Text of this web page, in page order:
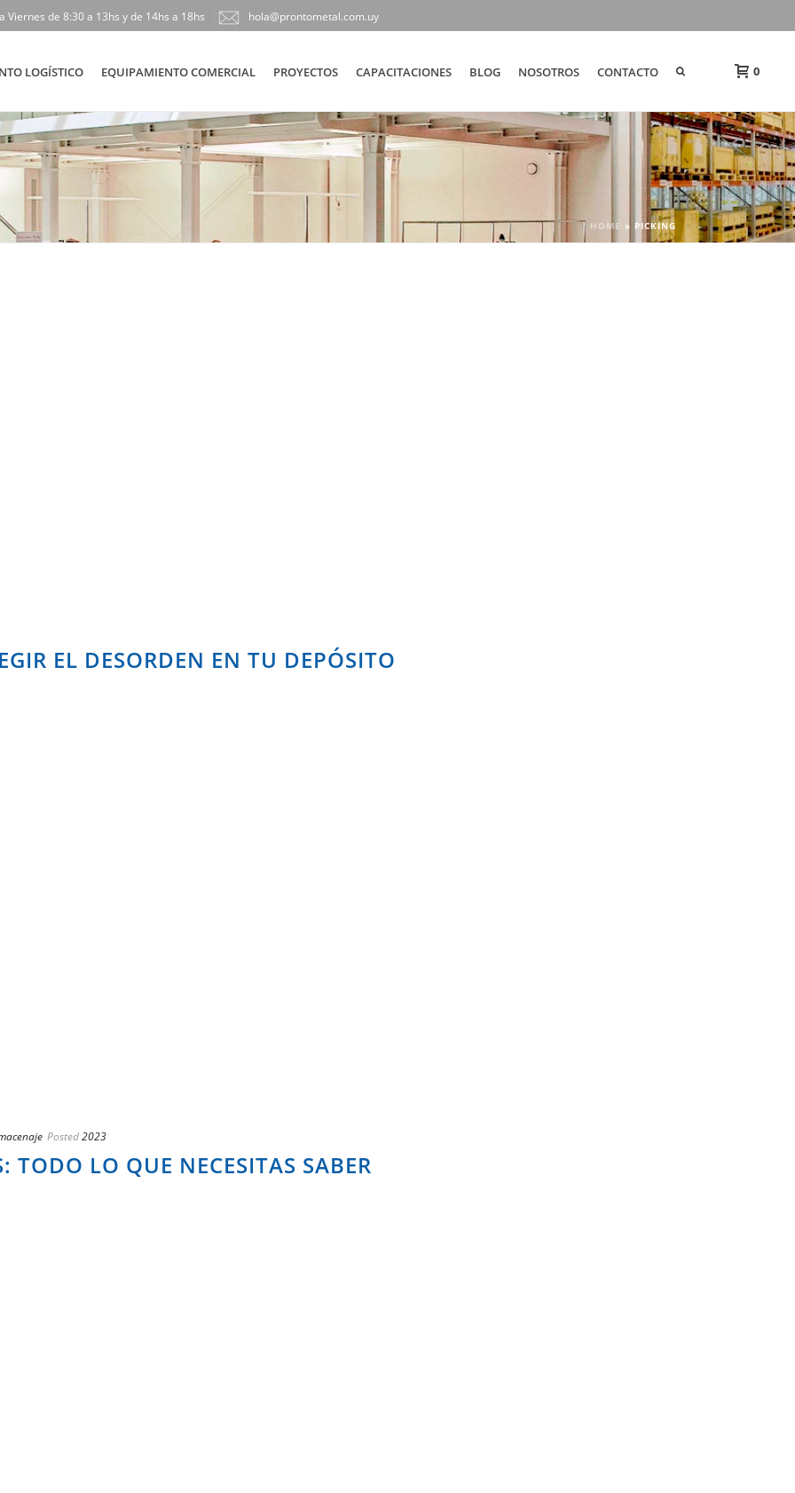
Viernes de 8:30 a 13hs y de 14hs a 18hs hola@prontometal.com.uy
LOGÍSTICO EQUIPAMIENTO COMERCIAL PROYECTOS CAPACITACIONES BLOG NOSOTROS CONTACTO 0
HOME » PICKING
EL DESORDEN EN TU DEPÓSITO
Posted2023
TODO LO QUE NECESITAS SABER